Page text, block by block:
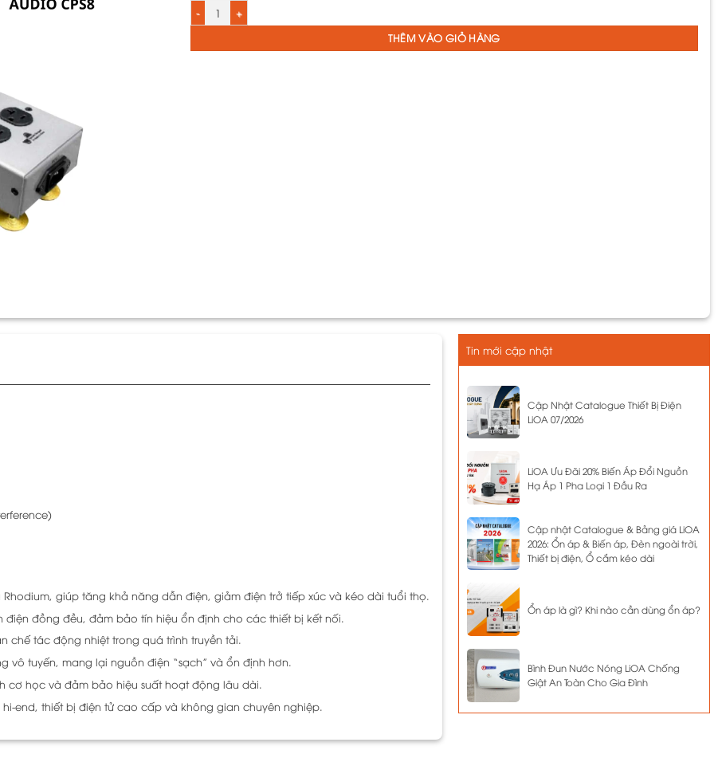
THÊM VÀO GIỎ HÀNG
giúp tăng khả năng dẫn điện, giảm điện trở tiếp xúc và kéo dài tuổi thọ.
đồng đều, đảm bảo tín hiệu ổn định cho các thiết bị kết nối.
chế tác động nhiệt trong quá trình truyền tải.
vô tuyến, mang lại nguồn điện “sạch” và ổn định hơn.
cơ học và đảm bảo hiệu suất hoạt động lâu dài.
end, thiết bị điện tử cao cấp và không gian chuyên nghiệp.
Tin mới cập nhật
Cập Nhật Catalogue Thiết Bị Điện
LiOA 07/2026
LiOA Ưu Đãi 20% Biến Áp Đổi Nguồn
Hạ Áp 1 Pha Loại 1 Đầu Ra
Cập nhật Catalogue & Bảng giá LiOA
2026: Ổn áp & Biến áp, Đèn ngoài trời,
Thiết bị điện, Ổ cắm kéo dài
Ổn áp là gì? Khi nào cần dùng ổn áp?
Bình Đun Nước Nóng LiOA Chống
Giật An Toàn Cho Gia Đình